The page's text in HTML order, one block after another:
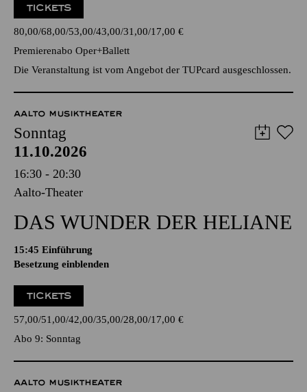
TICKETS
80,00 68,00 53,00 43,00 31,00 17,00 €
Premierenabo Oper+Ballett
Die Veranstaltung ist vom Angebot der TUPcard ausgeschlossen.
AALTO MUSIKTHEATER
Sonntag
11.10.2026
16:30 - 20:30
Aalto-Theater
DAS WUNDER DER HELIANE
15:45 Einführung
Besetzung einblenden
TICKETS
57,00 51,00 42,00 35,00 28,00 17,00 €
Abo 9: Sonntag
AALTO MUSIKTHEATER